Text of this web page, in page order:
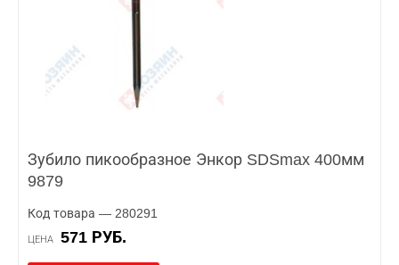
Зубило пикообразное Энкор SDSmax 400мм
9879
Код товара — 280291
ЦЕНА 571 РУБ.